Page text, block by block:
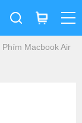
Phím Macbook Air